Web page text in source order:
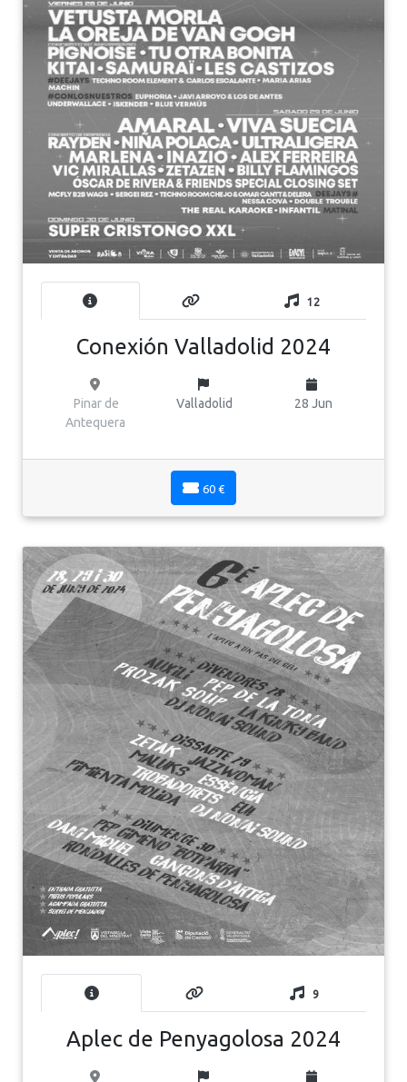
12
Conexión Valladolid 2024
Pinar de
Antequera
Valladolid 28 Jun
60 €
9
Aplec de Penyagolosa 2024